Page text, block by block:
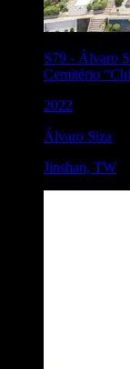
S79 - Álvaro
Cemitério
2022
Álvaro Siza
Jinshan, TW